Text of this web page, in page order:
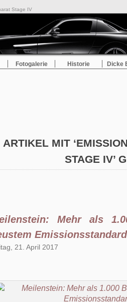
Stage IV
Fotogalerie Historie Dicke
ARTIKEL MIT
STAGE IV’
Mehr als
21. April 2017